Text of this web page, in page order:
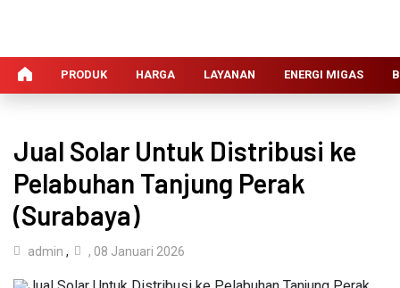
PRODUK HARGA LAYANAN ENERGI MIGAS
Jual Solar Untuk Distribusi ke
Pelabuhan Tanjung Perak
(Surabaya)
admin , , 08 Januari 2026